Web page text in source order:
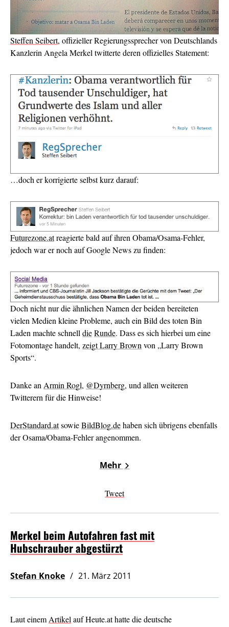
Steffen Seibert, offizieller Regierungssprecher von Deutschlands
Kanzlerin Angela Merkel twitterte deren offizielles Statement:
…doch er korrigierte selbst kurz darauf:
Futurezone.atreagierte bald auf ihren Obama/Osama-Fehler,
jedoch war er noch auf Google News zu finden:
Doch nicht nur die ähnlichen Namen der beiden bereiteten
vielen Medien kleine Probleme, auch ein Bild des toten Bin
Laden machte schnell dieRunde. Dass es sich hierbei um eine
Fotomontage handelt, zeigt Larry Brown von „Larry Brown
Sports“.
Danke an Armin Rogl, @Dyrnberg, und allen weiteren
Twitterern für die Hinweise!
DerStandard.atsowieBildBlog.dehaben sich übrigens ebenfalls
der Osama/Obama-Fehler angenommen.
Mehr
Tweet
Merkel beim Autofahren fast mit
Hubschrauber abgestürzt
Stefan Knoke 21. März 2011
Laut einem Artikel auf Heute.at hatte die deutsche